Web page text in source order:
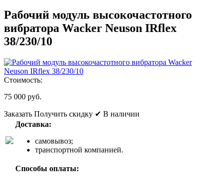
Рабочий модуль высокочастотного
вибратора Wacker Neuson IRflex
38/230/10
Стоимость:
75 000 руб.
Заказать Получить скидку ✔ В наличии
Доставка:
самовывоз;
транспортной компанией.
Способы оплаты: